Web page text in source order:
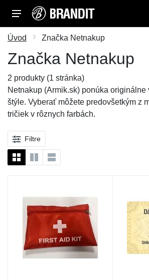
Úvod Značka Netnakup
Značka Netnakup
2 produkty (1 stránka)
Netnakup (Armik.sk) ponúka originálne
štýle. Vyberať môžete predovšetkým z
tričiek v rôznych farbách.
Filtre